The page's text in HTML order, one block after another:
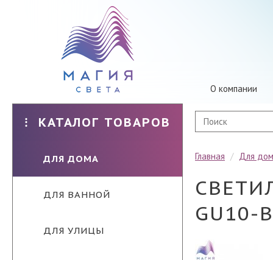
О компании
КАТАЛОГ ТОВАРОВ
ДЛЯ ДОМА
ДЛЯ ВАННОЙ
ДЛЯ УЛИЦЫ
Главная / Для
GU10-